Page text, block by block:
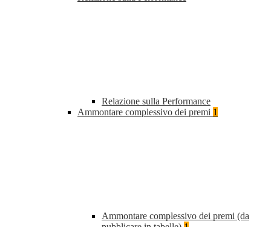
Relazione sulla Performance
Ammontare complessivo dei premi 1
Ammontare complessivo dei premi (da